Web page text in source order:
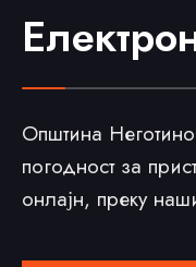
Општина
погодност за
онлајн, преку